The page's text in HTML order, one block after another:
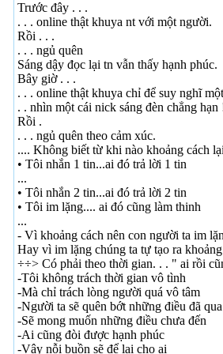
Trước đây . . .
. . . online thật khuya nt với một người.
Rồi . . .
. . . ngủ quên
Sáng dậy đọc lại tn vẫn thấy hạnh phúc.
Bây giờ . . .
. . . online thật khuya chỉ để suy nghĩ
. . nhìn một cái nick sáng đèn chẳng hạn
Rồi .
. . . ngủ quên theo cảm xúc.
.... Không biết từ khi nào khoảng cách
• Tôi nhắn 1 tin...ai đó trả lời 1 tin
...
• Tôi nhắn 2 tin...ai đó trả lời 2 tin
• Tôi im lặng.... ai đó cũng làm thinh
...
- Vì khoảng cách nên con người ta im
Hay vì im lặng chúng ta tự tạo ra
÷÷> Có phải theo thời gian. . . " ai rồi
-Tôi không trách thời gian vô tình
-Mà chỉ trách lòng người quá vô tâm
-Người ta sẽ quên bớt những điều đã qua
-Sẽ mong muốn những điều chưa đến
-Ai cũng đòi được hạnh phúc
-Vậy nỗi buồn sẽ để lại cho ai